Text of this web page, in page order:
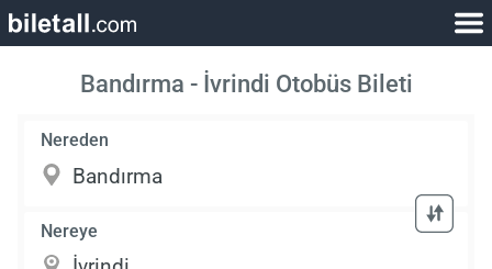
Bandırma - İvrindi Otobüs Bileti
Nereden
Nereye